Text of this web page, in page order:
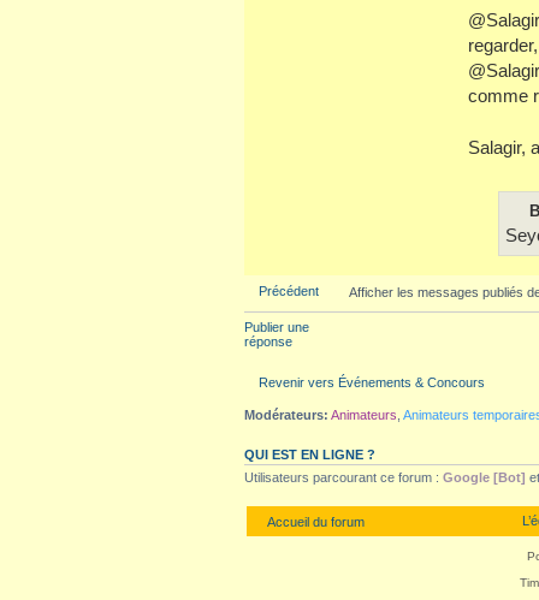
comme
Salagir,
Précédent Afficher les messages publiés
Publier une
réponse
Revenir vers Événements & Concours
Modérateurs: Animateurs, Animateurs
QUI EST EN LIGNE ?
Utilisateurs parcourant ce forum : Google [Bot]
Accueil du forum